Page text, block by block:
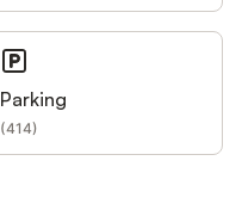
Parking
(414)